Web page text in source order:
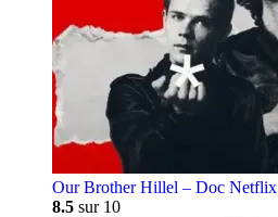
Our Brother Hillel – Doc Netflix
8.5 sur 10